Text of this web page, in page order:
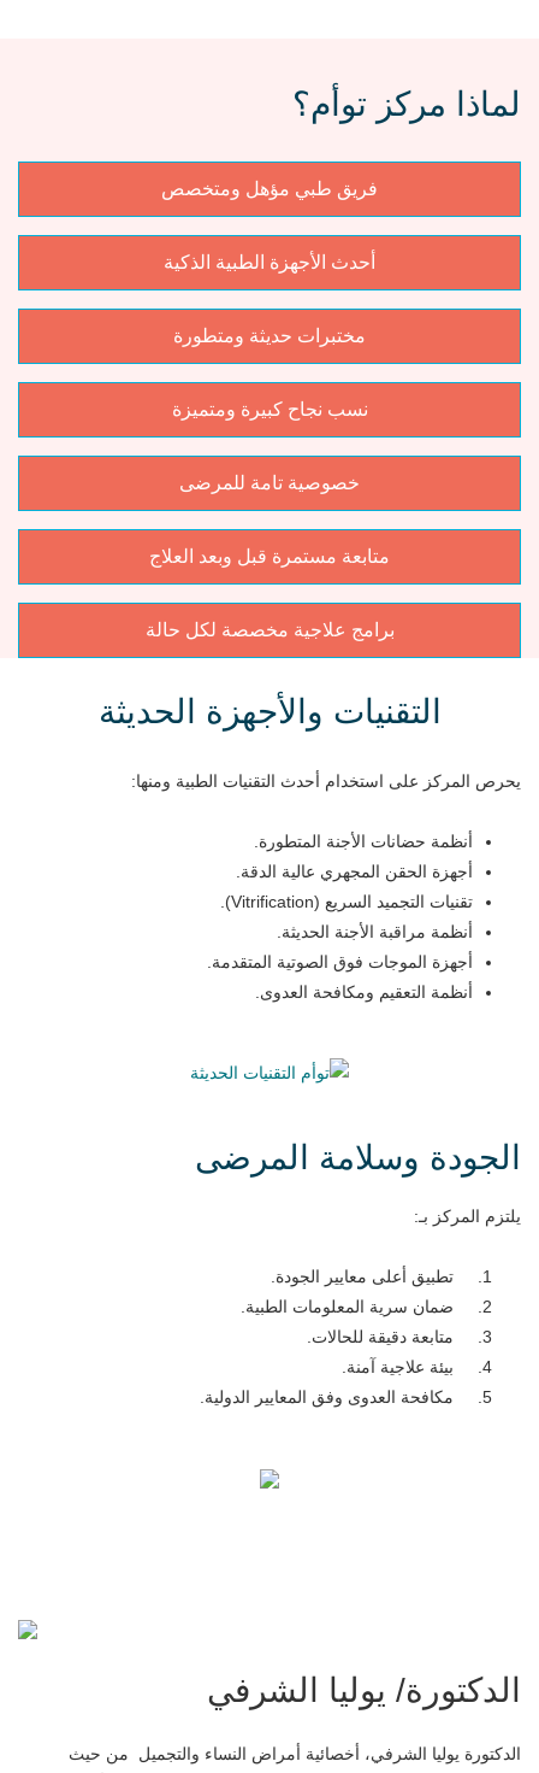
لماذا مركز توأم؟
فريق طبي مؤهل ومتخصص
أحدث الأجهزة الطبية الذكية
مختبرات حديثة ومتطورة
نسب نجاح كبيرة ومتميزة
خصوصية تامة للمرضى
متابعة مستمرة قبل وبعد العلاج
برامج علاجية مخصصة لكل حالة
التقنيات والأجهزة الحديثة
يحرص المركز على استخدام أحدث التقنيات الطبية ومنها:
أنظمة حضانات الأجنة المتطورة.
أجهزة الحقن المجهري عالية الدقة.
تقنيات التجميد السريع (Vitrification).
أنظمة مراقبة الأجنة الحديثة.
أجهزة الموجات فوق الصوتية المتقدمة.
أنظمة التعقيم ومكافحة العدوى.
الجودة وسلامة المرضى
يلتزم المركز بـ:
تطبيق أعلى معايير الجودة.
ضمان سرية المعلومات الطبية.
متابعة دقيقة للحالات.
بيئة علاجية آمنة.
مكافحة العدوى وفق المعايير الدولية.
الدكتورة/ يوليا الشرفي
الدكتورة يوليا الشرفي، أخصائية أمراض النساء والتجميل من حيث